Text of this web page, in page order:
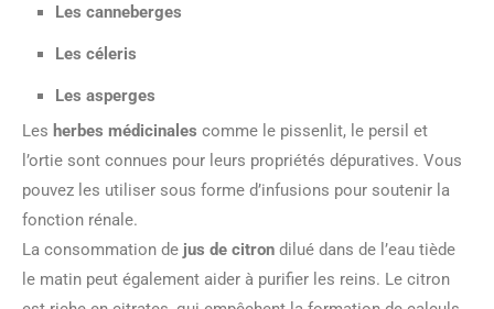
Les canneberges
Les céleris
Les asperges
Les herbes médicinales comme le pissenlit, le persil et
l’ortie sont connues pour leurs propriétés dépuratives. Vous
pouvez les utiliser sous forme d’infusions pour soutenir la
fonction rénale.
La consommation de jus de citron dilué dans de l’eau tiède
le matin peut également aider à purifier les reins. Le citron